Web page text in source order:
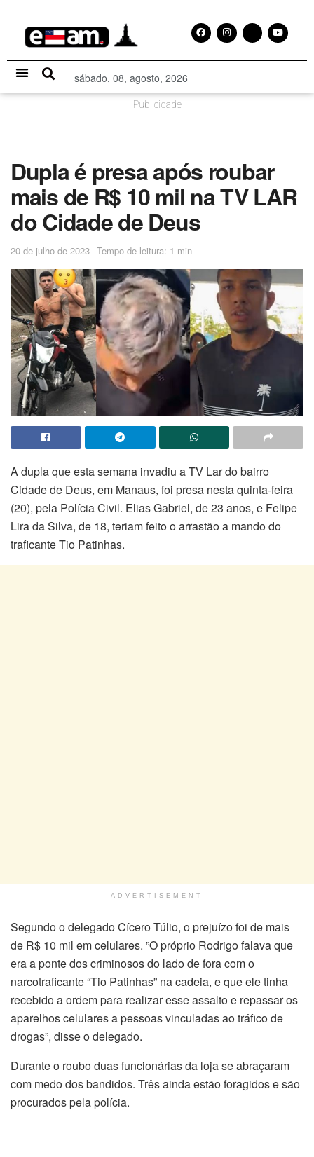
sábado, 08, agosto, 2026
Publicidade
Dupla é presa após roubar
mais de R$ 10 mil na TV LAR
do Cidade de Deus
20 de julho de 2023 Tempo de leitura: 1 min
A dupla que esta semana invadiu a TV Lar do bairro
Cidade de Deus, em Manaus, foi presa nesta quinta-feira
(20), pela Polícia Civil. Elias Gabriel, de 23 anos, e Felipe
Lira da Silva, de 18, teriam feito o arrastão a mando do
traficante Tio Patinhas.
ADVERTISEMENT
Segundo o delegado Cícero Túlio, o prejuízo foi de mais
de R$ 10 mil em celulares. ”O próprio Rodrigo falava que
era a ponte dos criminosos do lado de fora com o
narcotraficante “Tio Patinhas” na cadeia, e que ele tinha
recebido a ordem para realizar esse assalto e repassar os
aparelhos celulares a pessoas vinculadas ao tráfico de
drogas”, disse o delegado.
Durante o roubo duas funcionárias da loja se abraçaram
com medo dos bandidos. Três ainda estão foragidos e são
procurados pela polícia.